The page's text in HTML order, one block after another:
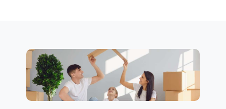
Wolfsberg
Tresortransport